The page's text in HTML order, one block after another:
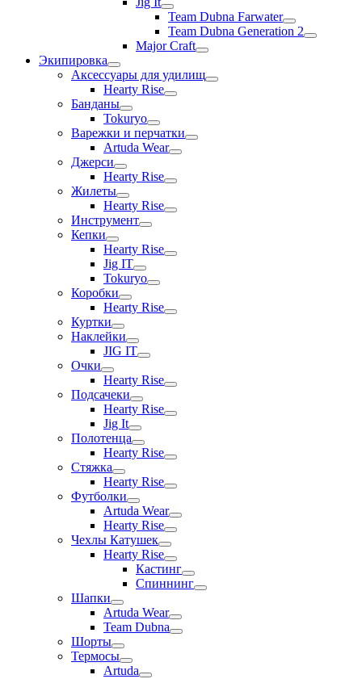
Team Dubna Farwater
Team Dubna Generation 2
Major Craft
Экипировка
Аксессуары для удилищ
Hearty Rise
Банданы
Tokuryo
Варежки и перчатки
Artuda Wear
Джерси
Hearty Rise
Жилеты
Hearty Rise
Инструмент
Кепки
Hearty Rise
Jig IT
Tokuryo
Коробки
Hearty Rise
Куртки
Наклейки
JIG IT
Очки
Hearty Rise
Подсачеки
Hearty Rise
Jig It
Полотенца
Hearty Rise
Стяжка
Hearty Rise
Футболки
Artuda Wear
Hearty Rise
Чехлы Катушек
Hearty Rise
Кастинг
Спиннинг
Шапки
Artuda Wear
Team Dubna
Шорты
Термосы
Artuda